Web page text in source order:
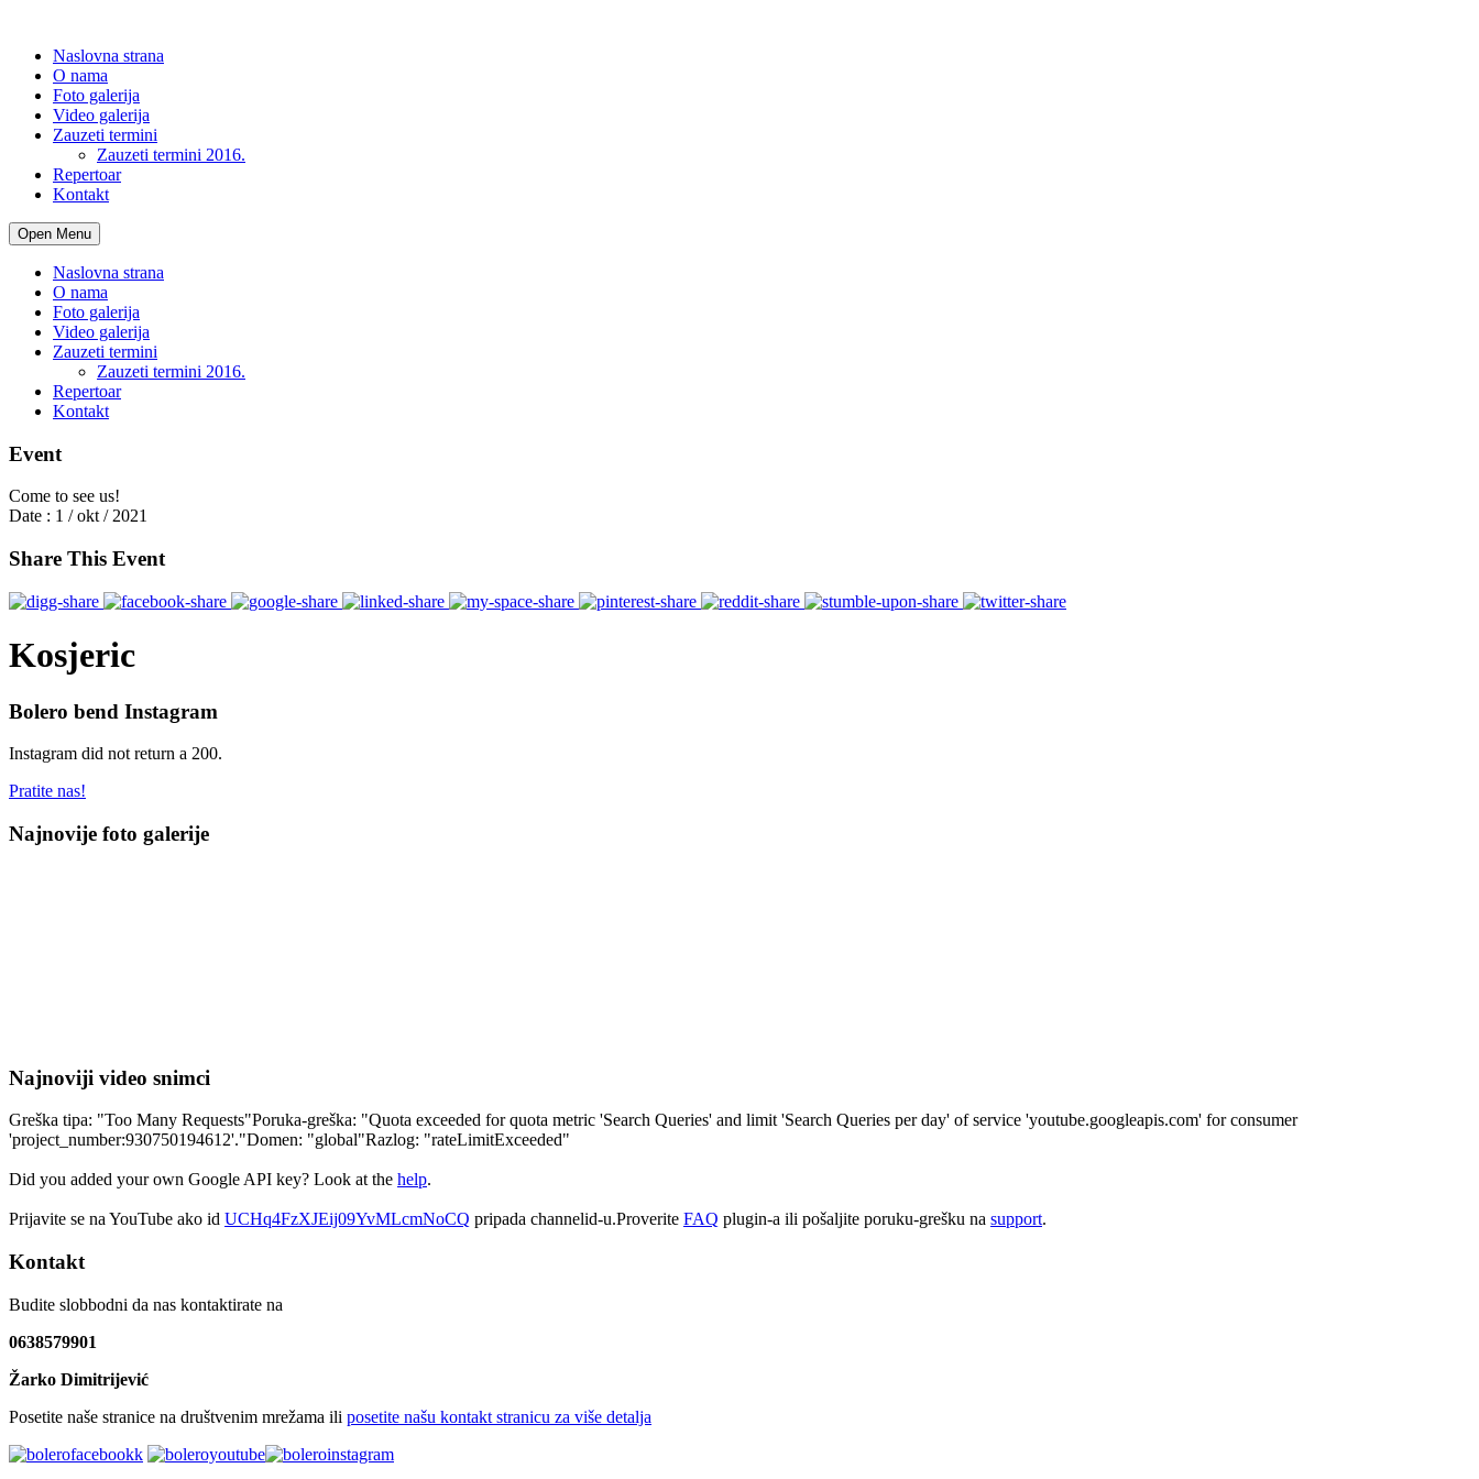
Naslovna strana
O nama
Foto galerija
Video galerija
Zauzeti termini
Zauzeti termini 2016.
Repertoar
Kontakt
Open Menu
Naslovna strana
O nama
Foto galerija
Video galerija
Zauzeti termini
Zauzeti termini 2016.
Repertoar
Kontakt
Event
Come to see us!
Date : 1 / okt / 2021
Share This Event
Kosjeric
Bolero bend Instagram
Instagram did not return a 200.
Pratite nas!
Najnovije foto galerije
Najnoviji video snimci
Greška tipa: "Too Many Requests"Poruka-greška: "Quota exceeded for quota metric 'Search Queries' and limit 'Search Queries per day' of service 'youtube.googleapis.com' for consumer
'project_number:930750194612'."Domen: "global"Razlog: "rateLimitExceeded"
Did you added your own Google API key? Look at the help.
Prijavite se na YouTube ako id UCHq4FzXJEij09YvMLcmNoCQ pripada channelid-u.Proverite FAQ plugin-a ili pošaljite poruku-grešku na support.
Kontakt
Budite slobbodni da nas kontaktirate na
0638579901
Žarko Dimitrijević
Posetite naše stranice na društvenim mrežama ili posetite našu kontakt stranicu za više detalja